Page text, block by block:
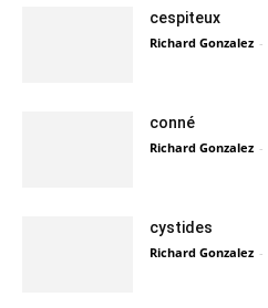
cespiteux
Richard Gonzalez -
conné
Richard Gonzalez -
cystides
Richard Gonzalez -